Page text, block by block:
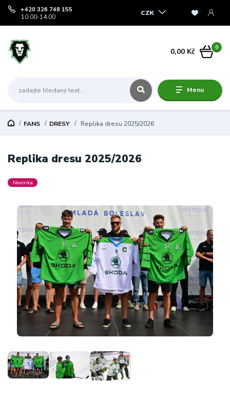
Menu
CZK
+420 326 748 155
10:00-14:00
0
0,00 Kč
FANS DRESY Replika dresu 2025/2026
Replika dresu 2025/2026
Novinka